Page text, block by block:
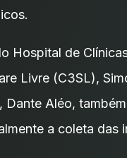
Hospital de
Livre (C3SL),
Dante Aléo,
a coleta das